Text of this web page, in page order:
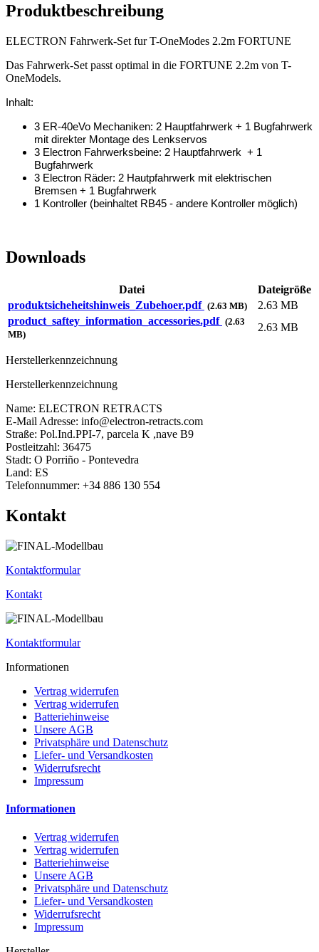
Produktbeschreibung
ELECTRON Fahrwerk-Set fur T-OneModes 2.2m FORTUNE
Das Fahrwerk-Set passt optimal in die FORTUNE 2.2m von T-
OneModels.
Inhalt:
3 ER-40eVo Mechaniken: 2 Hauptfahrwerk + 1 Bugfahrwerk
mit direkter Montage des Lenkservos
3 Electron Fahrwerksbeine: 2 Hauptfahrwerk + 1
Bugfahrwerk
3 Electron Räder: 2 Hautpfahrwerk mit elektrischen
Bremsen + 1 Bugfahrwerk
1 Kontroller (beinhaltet RB45 - andere Kontroller möglich)
Downloads
Datei
Dateigröße
produktsicheheitshinweis_Zubehoer.pdf (2.63 MB)
2.63 MB
product_saftey_information_accessories.pdf (2.63
MB)
2.63 MB
Herstellerkennzeichnung
Herstellerkennzeichnung
Name: ELECTRON RETRACTS
E-Mail Adresse: info@electron-retracts.com
Straße: Pol.Ind.PPI-7, parcela K ,nave B9
Postleitzahl: 36475
Stadt: O Porriño - Pontevedra
Land: ES
Telefonnummer: +34 886 130 554
Kontakt
Kontaktformular
Kontakt
Kontaktformular
Informationen
Vertrag widerrufen
Vertrag widerrufen
Batteriehinweise
Unsere AGB
Privatsphäre und Datenschutz
Liefer- und Versandkosten
Widerrufsrecht
Impressum
Informationen
Vertrag widerrufen
Vertrag widerrufen
Batteriehinweise
Unsere AGB
Privatsphäre und Datenschutz
Liefer- und Versandkosten
Widerrufsrecht
Impressum